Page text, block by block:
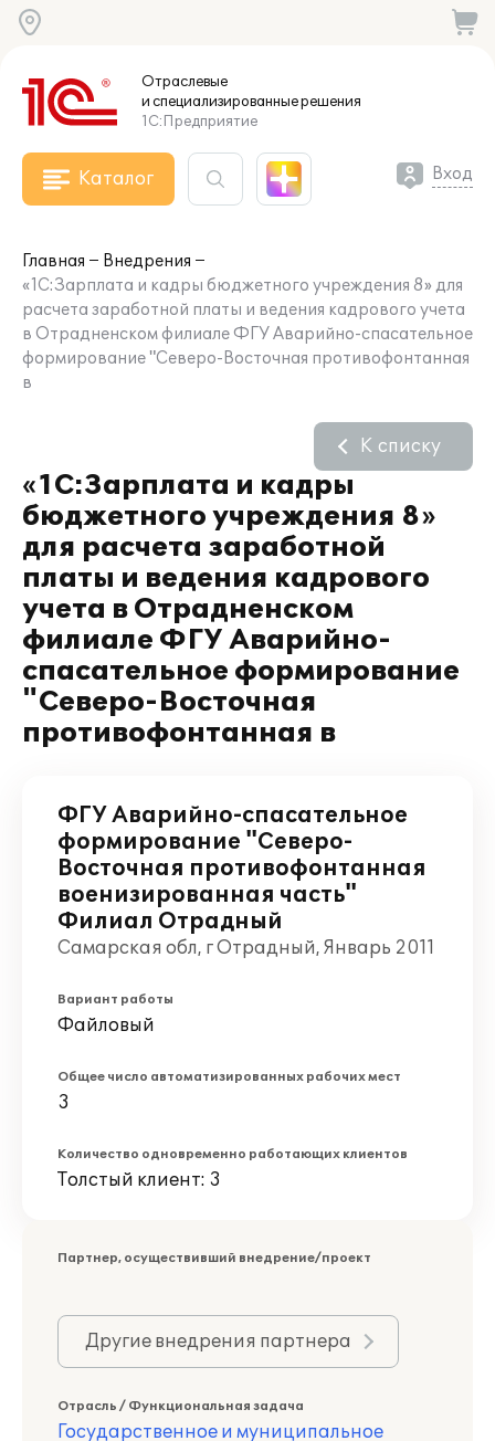
Отраслевые
и специализированныерешения
1С:Предприятие
Каталог Вход
Главная
Внедрения
«1С:Зарплата и кадры бюджетного учреждения 8» для
расчета заработной платы и ведения кадрового учета
в Отрадненском филиале ФГУ Аварийно-спасательное
формирование "Северо-Восточная противофонтанная
в
«1С:Зарплата и кадры
бюджетного учреждения 8»
для расчета заработной
платы и ведения кадрового
учета в Отрадненском
филиале ФГУ Аварийно-
спасательное формирование
"Северо-Восточная
противофонтанная в
К списку
ФГУ Аварийно-спасательное
формирование "Северо-
Восточная противофонтанная
военизированная часть"
Филиал Отрадный
Самарская обл, г Отрадный, Январь 2011
Вариант работы
Файловый
Общее число автоматизированных рабочих мест
3
Количество одновременно работающих клиентов
Толстый клиент: 3
Партнер, осуществивший внедрение/проект
Другие внедрения партнера
Отрасль / Функциональная задача
Государственное и муниципальное